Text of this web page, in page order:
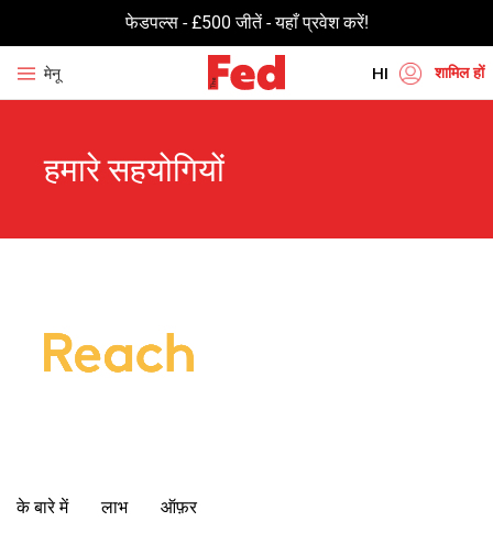
फेडपल्स - £500 जीतें - यहाँ प्रवेश करें!
मेनू HI
GU
शामिल हों
हमारे सहयोगियों
के बारे में लाभ ऑफ़र